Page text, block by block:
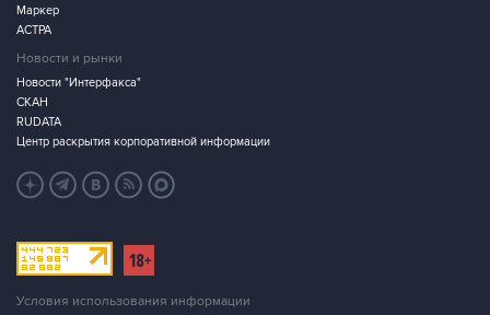
Маркер
АСТРА
Новости и рынки
Новости "Интерфакса"
СКАН
RUDATA
Центр раскрытия корпоративной информации
Условия использования информации